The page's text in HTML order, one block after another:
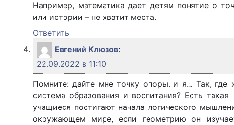
Например, математика дает детям понятие о
или истории – не хватит места.
Ответить
Евгений Клюзов:
22.09.2022 в 11:10
Помните: дайте мне точку опоры. и я… Так, где
система образования и воспитания? Есть
учащиеся постигают начала логического
окружающем мире, если геометрию он